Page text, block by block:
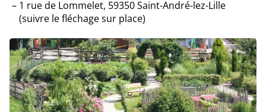
1 rue de Lommelet, 59350 Saint-André-lez-Lille
(suivre le fléchage sur place)